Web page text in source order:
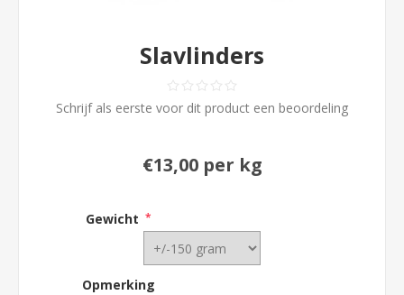
Slavlinders
Schrijf als eerste voor dit product een beoordeling
€13,00 per kg
Gewicht *
Opmerking